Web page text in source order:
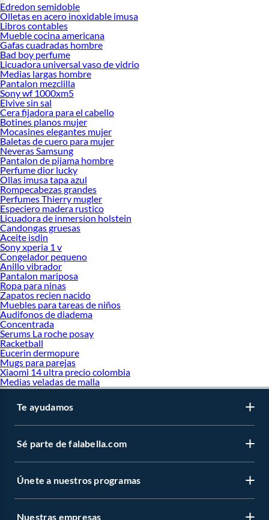
Edredon semidoble
Olletas en acero inoxidable imusa
Libros contables
Mueble cocina americana
Gafas cuadradas hombre
Bad boy perfume
Licuadora universal vaso de vidrio
Medias largas hombre
Pantalon mezclilla
Sony wf 1000xm5
Elvive sin sal
Cera fijadora para el cabello
Botines planos mujer
Mocasines elegantes mujer
Baletas de cuero para mujer
Neveras Samsung
Pantalon de pijama hombre
Perfume dior lucky
Ollas imusa tapa azul
Rompecabezas grandes
Perfumes Thierry mugler
Especiero madera rustico
Licuadora de inmersion holstein
Candongas gruesas
Aceite isdin
Sony xperia 1 v
Congelador pequeno
Anillo vibrador
Pantalon mariposa
Ropa para ninas
Zapatos recien nacido
Muebles para tareas de niños
Audifonos de diadema
Concentrada
Serums La roche posay
Racketball
Eucerin dermopure
Mugs para parejas
Xiaomi 14 ultra precio colombia
Medias veladas de malla
Te ayudamos
Sé parte de falabella.com
Únete a nuestros programas
Nuestras empresas